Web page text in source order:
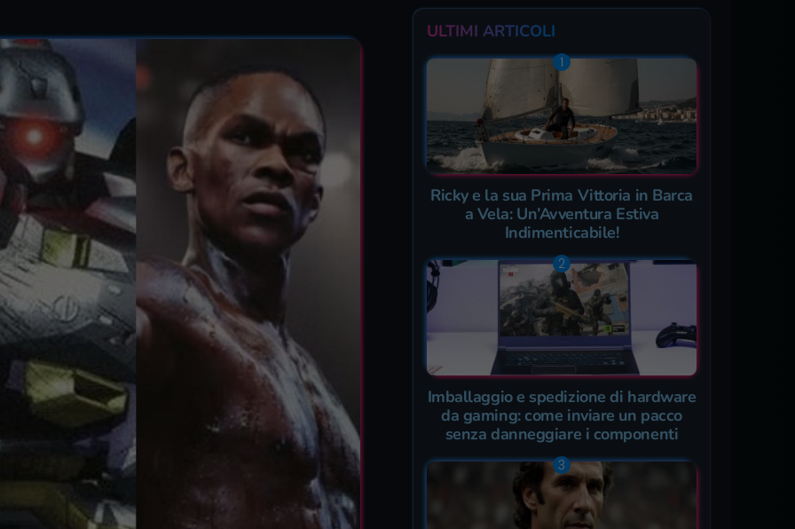
ULTIMI ARTICOLI
Ricky e la sua Prima Vittoria in Barca
a Vela: Un’Avventura Estiva
Indimenticabile!
Imballaggio e spedizione di hardware
da gaming: come inviare un pacco
senza danneggiare i componenti